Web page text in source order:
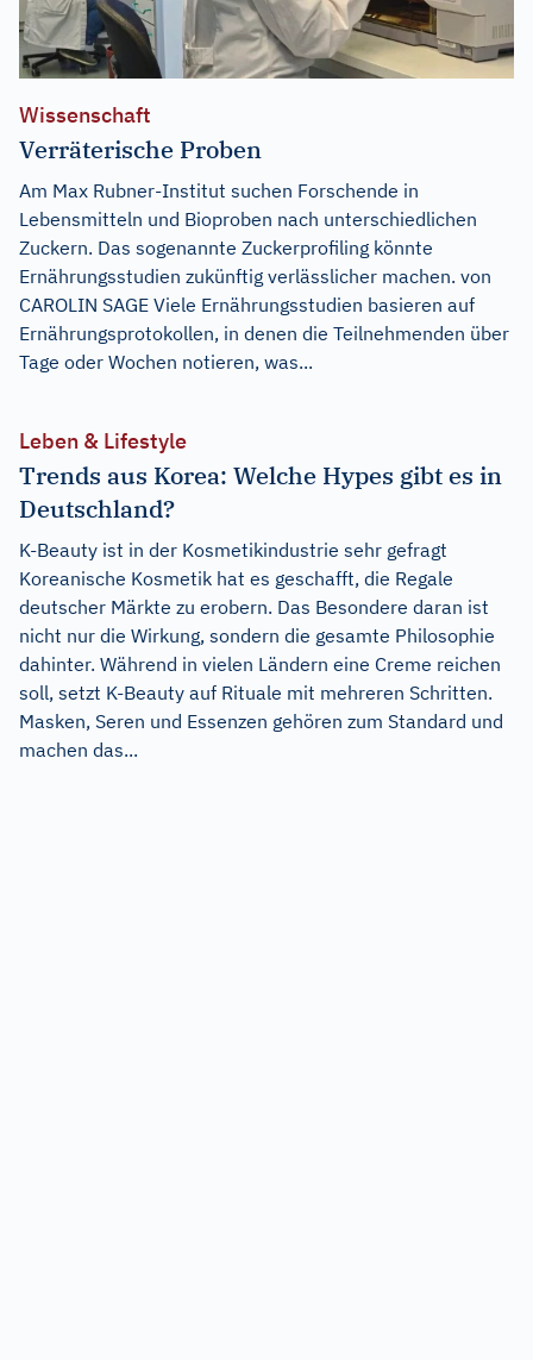
Wissenschaft
Verräterische Proben
Am Max Rubner-Institut suchen Forschende in
Lebensmitteln und Bioproben nach unterschiedlichen
Zuckern. Das sogenannte Zuckerprofiling könnte
Ernährungsstudien zukünftig verlässlicher machen. von
CAROLIN SAGE Viele Ernährungsstudien basieren auf
Ernährungsprotokollen, in denen die Teilnehmenden über
Tage oder Wochen notieren, was...
Leben & Lifestyle
Trends aus Korea: Welche Hypes gibt es in
Deutschland?
K-Beauty ist in der Kosmetikindustrie sehr gefragt
Koreanische Kosmetik hat es geschafft, die Regale
deutscher Märkte zu erobern. Das Besondere daran ist
nicht nur die Wirkung, sondern die gesamte Philosophie
dahinter. Während in vielen Ländern eine Creme reichen
soll, setzt K-Beauty auf Rituale mit mehreren Schritten.
Masken, Seren und Essenzen gehören zum Standard und
machen das...